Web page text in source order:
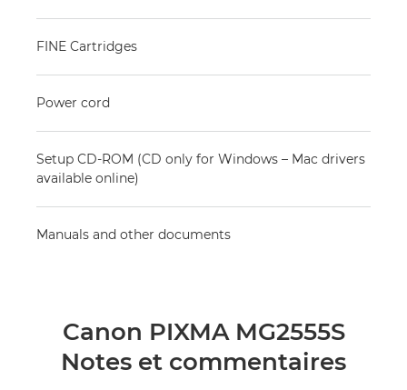
FINE Cartridges
Power cord
Setup CD-ROM (CD only for Windows – Mac drivers
available online)
Manuals and other documents
Canon PIXMA MG2555S
Notes et commentaires